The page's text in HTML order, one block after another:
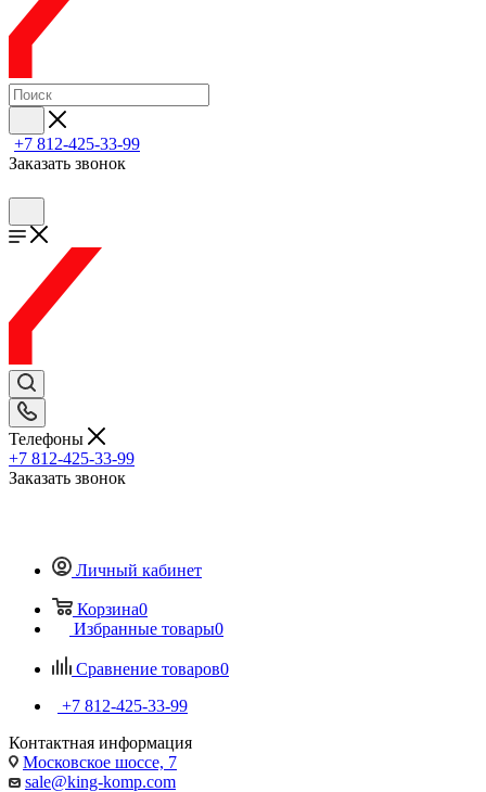
+7 812-425-33-99
Заказать звонок
Телефоны
+7 812-425-33-99
Заказать звонок
Личный кабинет
Корзина0
Избранные товары0
Сравнение товаров0
+7 812-425-33-99
Контактная информация
Московское шоссе, 7
sale@king-komp.com